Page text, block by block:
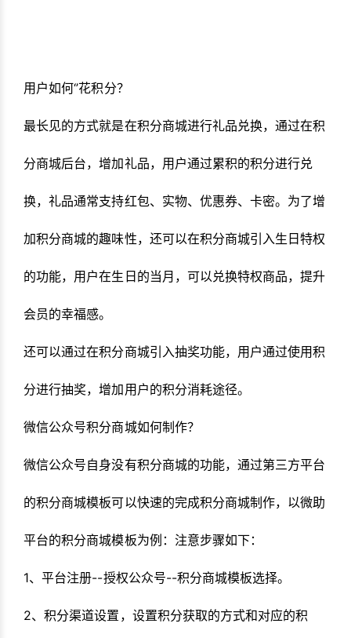
用户如何‘’花积分？
最长见的方式就是在积分商城进行礼品兑换，通过在积
分商城后台，增加礼品，用户通过累积的积分进行兑
换，礼品通常支持红包、实物、优惠券、卡密。为了增
加积分商城的趣味性，还可以在积分商城引入生日特权
的功能，用户在生日的当月，可以兑换特权商品，提升
会员的幸福感。
还可以通过在积分商城引入抽奖功能，用户通过使用积
分进行抽奖，增加用户的积分消耗途径。
微信公众号积分商城如何制作？
微信公众号自身没有积分商城的功能，通过第三方平台
的积分商城模板可以快速的完成积分商城制作，以微助
平台的积分商城模板为例：注意步骤如下：
1、平台注册--授权公众号--积分商城模板选择。
2、积分渠道设置，设置积分获取的方式和对应的积